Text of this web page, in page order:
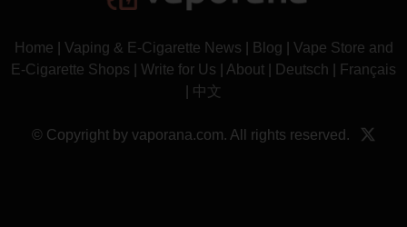
Home Vaping & E-Cigarette News Blog
Vape Store and
E-Cigarette Shops
Write for Us About Deutsch
Français
中文
© Copyright by vaporana.com. All rights reserved.